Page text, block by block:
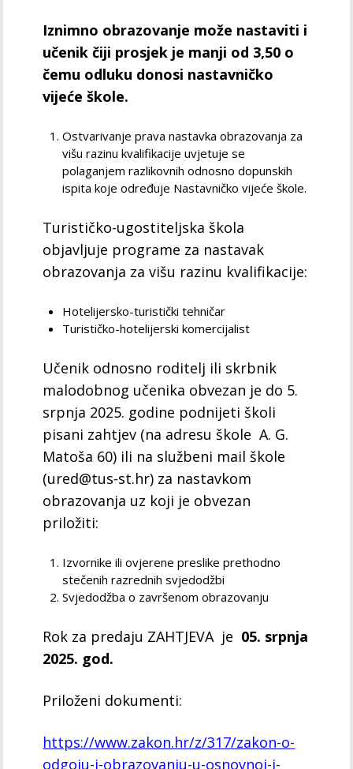
Iznimno obrazovanje može nastaviti i
učenik čiji prosjek je manji od 3,50 o
čemu odluku donosi nastavničko
vijeće škole.
Ostvarivanje prava nastavka obrazovanja za
višu razinu kvalifikacije uvjetuje se
polaganjem razlikovnih odnosno dopunskih
ispita koje određuje Nastavničko vijeće škole.
Turističko-ugostiteljska škola
objavljuje programe za nastavak
obrazovanja za višu razinu kvalifikacije:
Hotelijersko-turistički tehničar
Turističko-hotelijerski komercijalist
Učenik odnosno roditelj ili skrbnik
malodobnog učenika obvezan je do 5.
srpnja 2025. godine podnijeti školi
pisani zahtjev (na adresu škole A. G.
Matoša 60) ili na službeni mail škole
(ured@tus-st.hr) za nastavkom
obrazovanja uz koji je obvezan
priložiti:
Izvornike ili ovjerene preslike prethodno
stečenih razrednih svjedodžbi
Svjedodžba o završenom obrazovanju
Rok za predaju ZAHTJEVA je 05. srpnja
2025. god.
Priloženi dokumenti:
https://www.zakon.hr/z/317/zakon-o-
odgoju-i-obrazovanju-u-osnovnoj-i-